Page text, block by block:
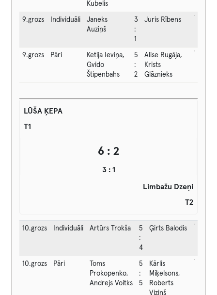
Kubelis
9.grozs Individuāli
Janeks
Auziņš
3
:
1
Juris Rībens
9.grozs Pāri
Ketija Ieviņa,
Gvido
Štipenbahs
5
:
2
Alise Rugāja,
Krists
Glāznieks
LŪŠA ĶEPA
T1
6 : 2
3 : 1
Limbažu Dzeņi
T2
10.grozs Individuāli Artūrs Trokša
5
:
4
Ģirts Balodis
10.grozs Pāri
Toms
Prokopenko,
Andrejs Voitks
5
:
5
Kārlis
Miķelsons,
Roberts
Viziņš